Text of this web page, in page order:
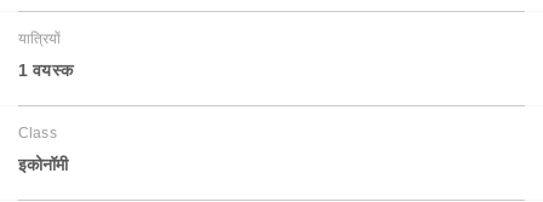
यात्रियों
1 वयस्‍क
Class
इकोनॉमी